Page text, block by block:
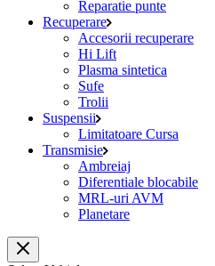
Reparatie punte
Recuperare
Accesorii recuperare
Hi Lift
Plasma sintetica
Sufe
Trolii
Suspensii
Limitatoare Cursa
Transmisie
Ambreiaj
Diferentiale blocabile
MRL-uri AVM
Planetare
Închide